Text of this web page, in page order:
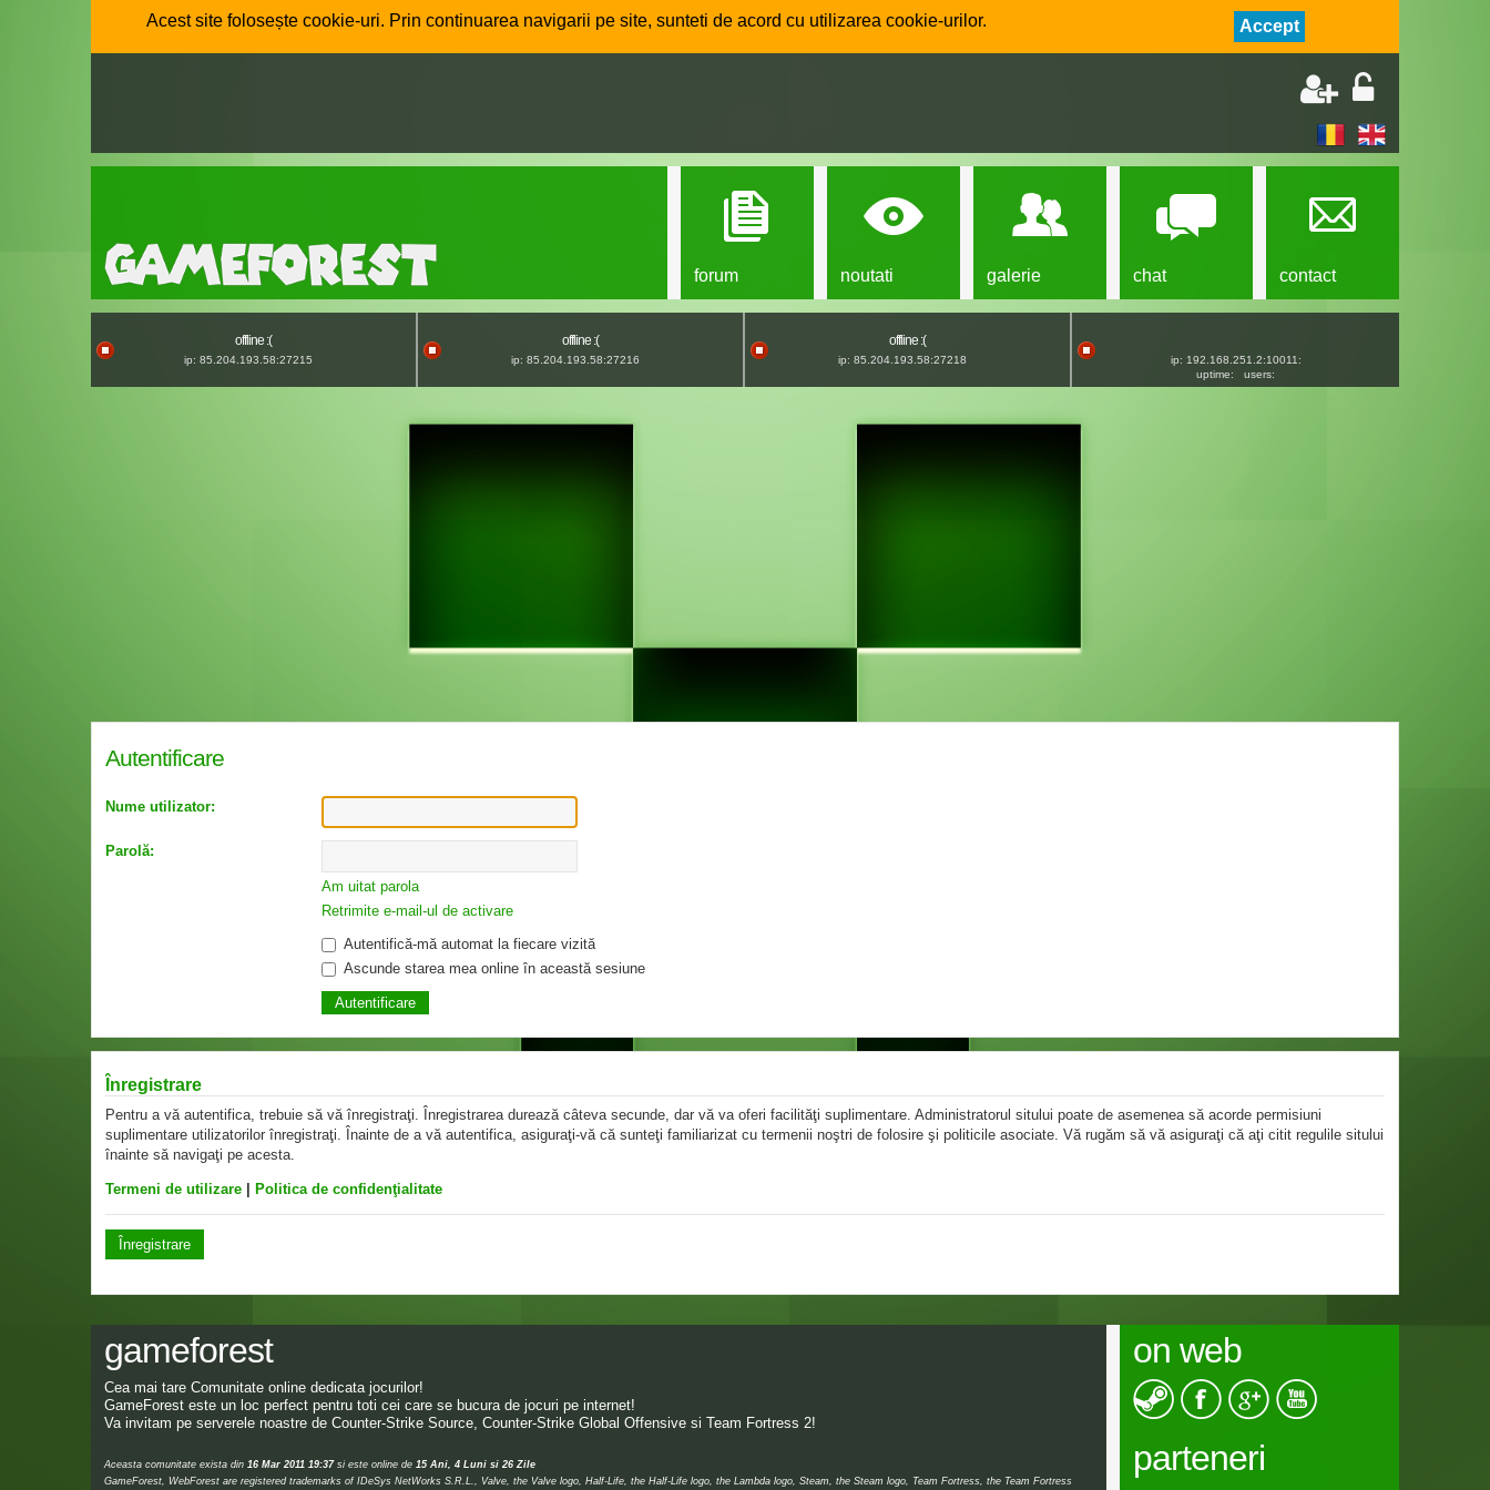
Acest site folosește cookie-uri. Prin continuarea navigarii pe site, sunteti de acord cu utilizarea cookie-urilor. Accept
forum noutati galerie chat contact
offline :(
ip: 85.204.193.58:27215
offline :(
ip: 85.204.193.58:27216
offline :(
ip: 85.204.193.58:27218
ip: 192.168.251.2:10011:
uptime:
users:
Autentificare
Nume utilizator:
Parolă:
Am uitat parola
Retrimite e-mail-ul de activare
Autentifică-mă automat la fiecare vizită
Ascunde starea mea online în această sesiune
Înregistrare
Pentru a vă autentifica, trebuie să vă înregistraţi. Înregistrarea durează câteva secunde, dar vă va oferi facilităţi suplimentare. Administratorul sitului poate de asemenea să acorde permisiuni
suplimentare utilizatorilor înregistraţi. Înainte de a vă autentifica, asiguraţi-vă că sunteţi familiarizat cu termenii noştri de folosire şi politicile asociate. Vă rugăm să vă asiguraţi că aţi citit regulile sitului
înainte să navigaţi pe acesta.
Termeni de utilizare Politica de confidenţialitate
Înregistrare
gameforest
Cea mai tare Comunitate online dedicata jocurilor!
GameForest este un loc perfect pentru toti cei care se bucura de jocuri pe internet!
Va invitam pe serverele noastre de Counter-Strike Source, Counter-Strike Global Offensive si Team Fortress 2!
Aceasta comunitate exista din 16 Mar 2011 19:37si este online de 15 Ani, 4 Luni si 26 Zile
GameForest, WebForest are registered trademarks of IDeSys NetWorks S.R.L., Valve, the Valve logo, Half-Life, the Half-Life logo, the Lambda logo, Steam, the Steam logo, Team Fortress, the Team Fortress
on web
parteneri